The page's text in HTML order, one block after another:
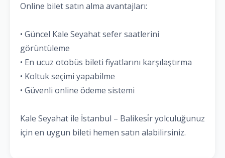
Online bilet satın alma avantajları:
• Güncel Kale Seyahat sefer saatlerini
görüntüleme
• En ucuz otobüs bileti fiyatlarını karşılaştırma
• Koltuk seçimi yapabilme
• Güvenli online ödeme sistemi
Kale Seyahat ile İstanbul – Balikesi̇r yolculuğunuz
için en uygun bileti hemen satın alabilirsiniz.